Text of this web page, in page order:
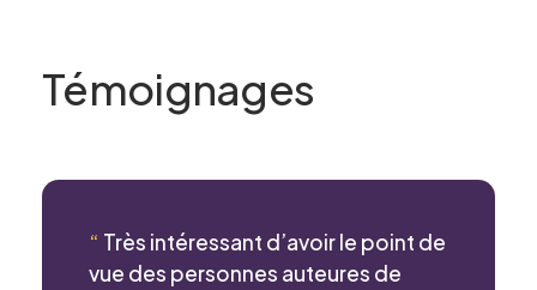
Témoignages
“ Très intéressant d’avoir le point de
vue des personnes auteures de